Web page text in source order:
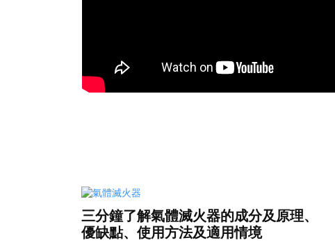
三分鐘了解氣體滅火器的成分及原理、
優缺點、使用方法及適用情境